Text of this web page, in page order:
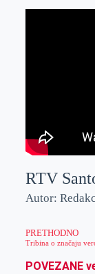
RTV
Autor:
PRETHODNO
POVEZANE